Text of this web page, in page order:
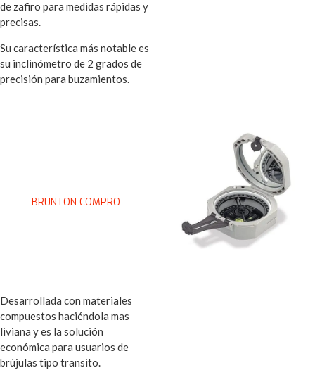
de zafiro para medidas rápidas y
precisas.
Su característica más notable es
su inclinómetro de 2 grados de
precisión para buzamientos.
BRUNTON COMPRO
Desarrollada con materiales
compuestos haciéndola mas
liviana y es la solución
económica para usuarios de
brújulas tipo transito.